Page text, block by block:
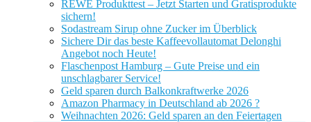
REWE Produkttest – Jetzt Starten und Gratisprodukte
sichern!
Sodastream Sirup ohne Zucker im Überblick
Sichere Dir das beste Kaffeevollautomat Delonghi
Angebot noch Heute!
Flaschenpost Hamburg – Gute Preise und ein
unschlagbarer Service!
Geld sparen durch Balkonkraftwerke 2026
Amazon Pharmacy in Deutschland ab 2026 ?
Weihnachten 2026: Geld sparen an den Feiertagen